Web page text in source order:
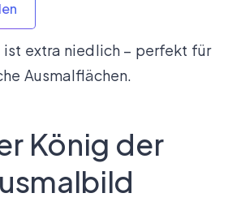
ist extra niedlich – perfekt für
Ausmalflächen.
König der